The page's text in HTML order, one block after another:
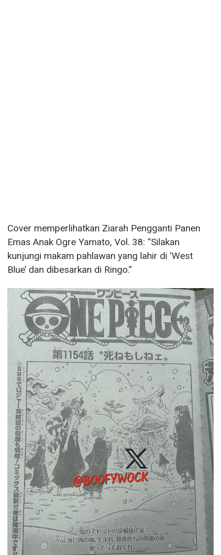
Cover memperlihatkan Ziarah Pengganti Panen
Emas Anak Ogre Yamato, Vol. 38: “Silakan
kunjungi makam pahlawan yang lahir di ‘West
Blue’ dan dibesarkan di Ringo.”